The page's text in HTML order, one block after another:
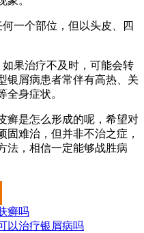
一个部位，但以头皮、四
果治疗不及时，可能会转
银屑病患者常伴有高热、关
全身症状。
癣是怎么形成的呢，希望对
固难治，但并非不治之症，
法，相信一定能够战胜病
癣吗
以治疗银屑病吗